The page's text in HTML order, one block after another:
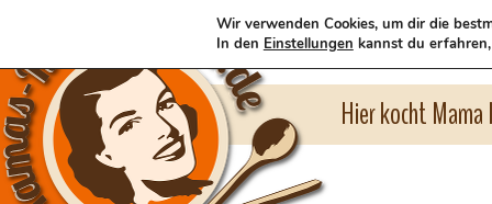
Hier kocht
Wir verwenden Cookies, um dir die
In den Einstellungen kannst du